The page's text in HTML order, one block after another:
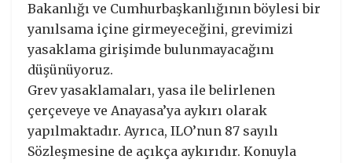
Bakanlığı ve Cumhurbaşkanlığının böylesi bir
yanılsama içine girmeyeceğini, grevimizi
yasaklama girişimde bulunmayacağını
düşünüyoruz.
Grev yasaklamaları, yasa ile belirlenen
çerçeveye ve Anayasa’ya aykırı olarak
yapılmaktadır. Ayrıca, ILO’nun 87 sayılı
Sözleşmesine de açıkça aykırıdır. Konuyla